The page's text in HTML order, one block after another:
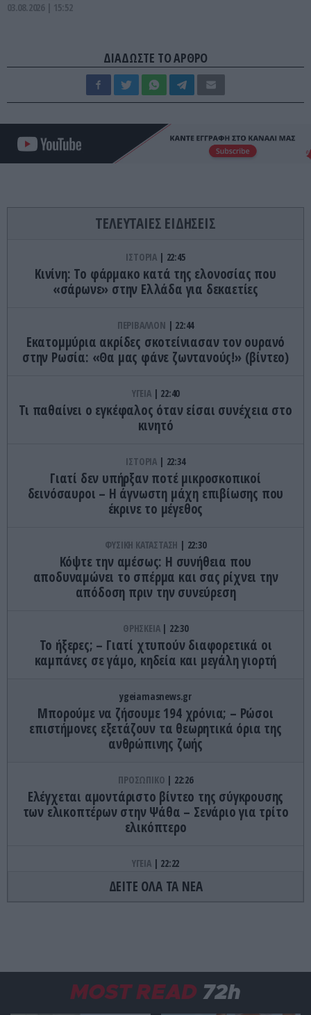
03.08.2026 | 15:52
ΔΙΑΔΩΣΤΕ ΤΟ ΑΡΘΡΟ
ΤΕΛΕΥΤΑΙΕΣ ΕΙΔΗΣΕΙΣ
ΙΣΤΟΡΙΑ 22:45
Κινίνη: Το φάρμακο κατά της ελονοσίας που
«σάρωνε» στην Ελλάδα για δεκαετίες
ΠΕΡΙΒΑΛΛΟΝ 22:44
Εκατομμύρια ακρίδες σκοτείνιασαν τον ουρανό
στην Ρωσία: «Θα μας φάνε ζωντανούς!» (βίντεο)
ΥΓΕΙΑ 22:40
Τι παθαίνει ο εγκέφαλος όταν είσαι συνέχεια στο
κινητό
ΙΣΤΟΡΙΑ 22:34
Γιατί δεν υπήρξαν ποτέ μικροσκοπικοί
δεινόσαυροι – Η άγνωστη μάχη επιβίωσης που
έκρινε το μέγεθος
ΦΥΣΙΚΗ ΚΑΤΑΣΤΑΣΗ 22:30
Κόψτε την αμέσως: H συνήθεια που
αποδυναμώνει το σπέρμα και σας ρίχνει την
απόδοση πριν την συνεύρεση
ΘΡΗΣΚΕΙΑ 22:30
Το ήξερες; – Γιατί χτυπούν διαφορετικά οι
καμπάνες σε γάμο, κηδεία και μεγάλη γιορτή
ygeiamasnews.gr
Μπορούμε να ζήσουμε 194 χρόνια; – Ρώσοι
επιστήμονες εξετάζουν τα θεωρητικά όρια της
ανθρώπινης ζωής
ΠΡΟΣΩΠΙΚΟ 22:26
Ελέγχεται αμοντάριστο βίντεο της σύγκρουσης
των ελικοπτέρων στην Ψάθα – Σενάριο για τρίτο
ελικόπτερο
ΥΓΕΙΑ 22:22
Υπόθεση Α.Φάουτσι: «Ιδιωτικά έλεγε ότι ο Covid-
19 ήταν κατασκευασμένος – 100 φορές μπορούσε
ΔΕΙΤΕ ΟΛΑ ΤΑ ΝΕΑ
MOST READ 72h